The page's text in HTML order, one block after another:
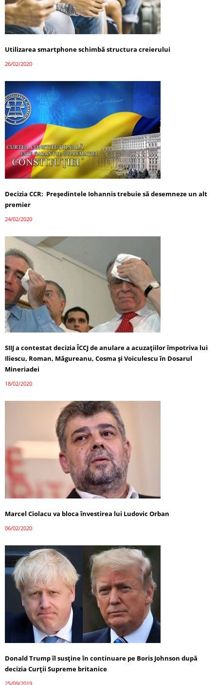
Utilizarea smartphone schimbă structura creierului
26/02/2020
Decizia CCR: Președintele Iohannis trebuie să desemneze un alt
premier
24/02/2020
SIIJ a contestat decizia ÎCCJ de anulare a acuzaţiilor împotriva lui
Iliescu, Roman, Măgureanu, Cosma şi Voiculescu în Dosarul
Mineriadei
18/02/2020
Marcel Ciolacu va bloca învestirea lui Ludovic Orban
06/02/2020
Donald Trump îl susține în continuare pe Boris Johnson după
decizia Curţii Supreme britanice
25/09/2019